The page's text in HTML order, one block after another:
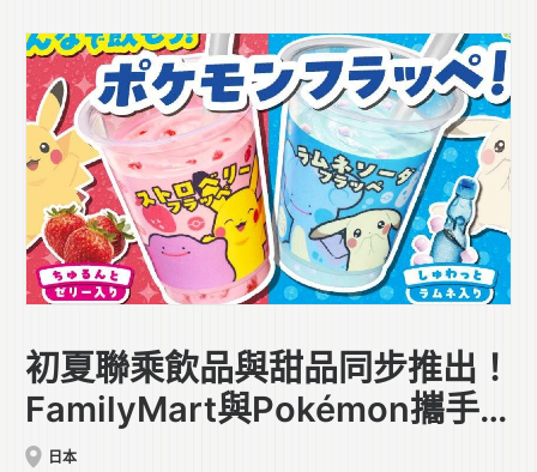
初夏聯乘飲品與甜品同步推出！
FamilyMart與Pokémon攜手
合作
日本